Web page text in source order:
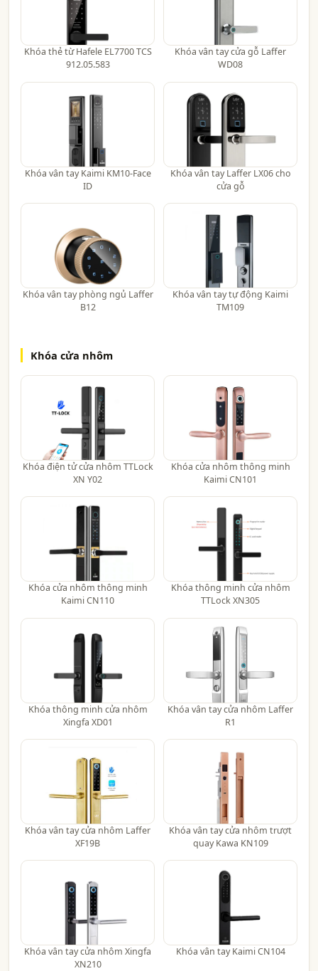
Khóa thẻ từ Hafele EL7700 TCS
912.05.583
Khóa vân tay cửa gỗ Laffer
WD08
Khóa vân tay Kaimi KM10-Face
ID
Khóa vân tay Laffer LX06 cho
cửa gỗ
Khóa vân tay phòng ngủ Laffer
B12
Khóa vân tay tự động Kaimi
TM109
Khóa cửa nhôm
Khóa điện tử cửa nhôm TTLock
XN Y02
Khóa cửa nhôm thông minh
Kaimi CN101
Khóa cửa nhôm thông minh
Kaimi CN110
Khóa thông minh cửa nhôm
TTLock XN305
Khóa thông minh cửa nhôm
Xingfa XD01
Khóa vân tay cửa nhôm Laffer
R1
Khóa vân tay cửa nhôm Laffer
XF19B
Khóa vân tay cửa nhôm trượt
quay Kawa KN109
Khóa vân tay cửa nhôm Xingfa
XN210
Khóa vân tay Kaimi CN104